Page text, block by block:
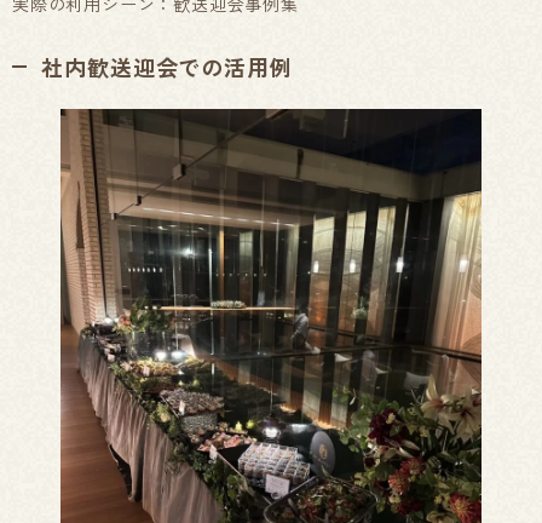
社内歓送迎会での活用例